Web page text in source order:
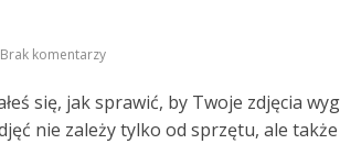
Brak komentarzy
się, jak sprawić, by Twoje zdjęcia
nie zależy tylko od sprzętu, ale